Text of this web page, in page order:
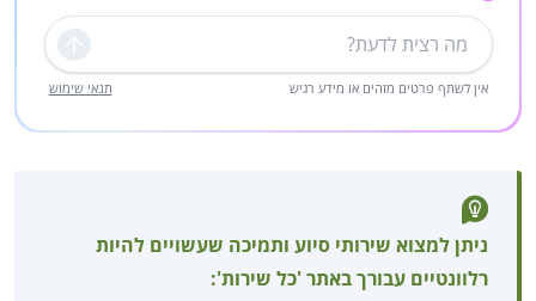
שליחה
אין לשתף פרטים מזהים או מידע רגיש תנאי שימוש
ניתן למצוא שירותי סיוע ותמיכה שעשויים להיות
רלוונטיים עבורך באתר 'כל שירות':